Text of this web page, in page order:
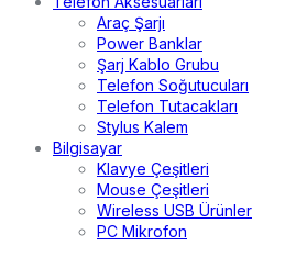
Araç Şarjı
Power Banklar
Şarj Kablo Grubu
Telefon Soğutucuları
Telefon Tutacakları
Stylus Kalem
Bilgisayar
Klavye Çeşitleri
Mouse Çeşitleri
Wireless USB Ürünler
PC Mikrofon